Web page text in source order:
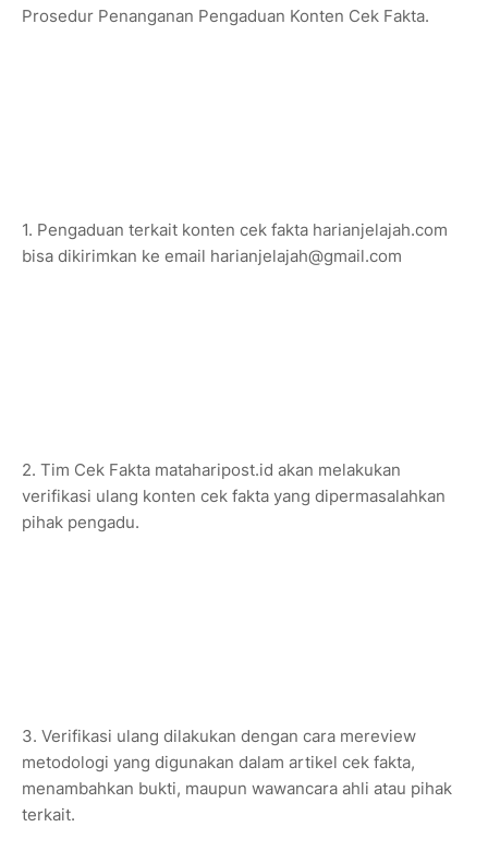
Prosedur Penanganan Pengaduan Konten Cek Fakta.
1. Pengaduan terkait konten cek fakta harianjelajah.com
bisa dikirimkan ke email harianjelajah@gmail.com
2. Tim Cek Fakta mataharipost.id akan melakukan
verifikasi ulang konten cek fakta yang dipermasalahkan
pihak pengadu.
3. Verifikasi ulang dilakukan dengan cara mereview
metodologi yang digunakan dalam artikel cek fakta,
menambahkan bukti, maupun wawancara ahli atau pihak
terkait.